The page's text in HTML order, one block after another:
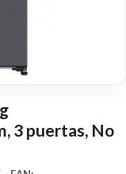
3 puertas, No